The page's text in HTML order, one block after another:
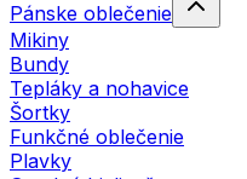
Pánske oblečenie
Mikiny
Bundy
Tepláky a nohavice
Šortky
Funkčné oblečenie
Plavky